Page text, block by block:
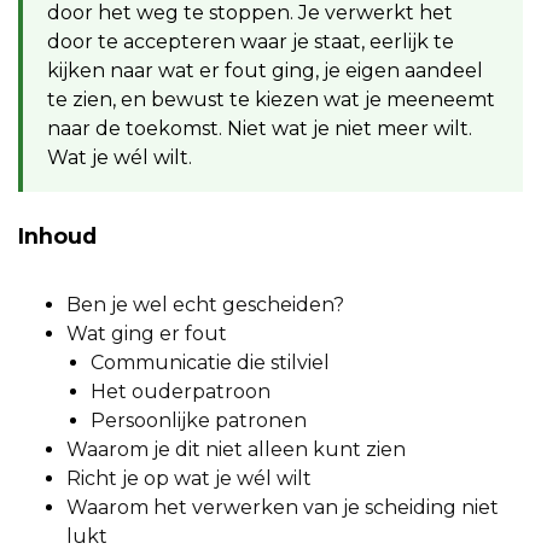
door het weg te stoppen. Je verwerkt het
door te accepteren waar je staat, eerlijk te
kijken naar wat er fout ging, je eigen aandeel
te zien, en bewust te kiezen wat je meeneemt
naar de toekomst. Niet wat je niet meer wilt.
Wat je wél wilt.
Inhoud
Ben je wel echt gescheiden?
Wat ging er fout
Communicatie die stilviel
Het ouderpatroon
Persoonlijke patronen
Waarom je dit niet alleen kunt zien
Richt je op wat je wél wilt
Waarom het verwerken van je scheiding niet
lukt